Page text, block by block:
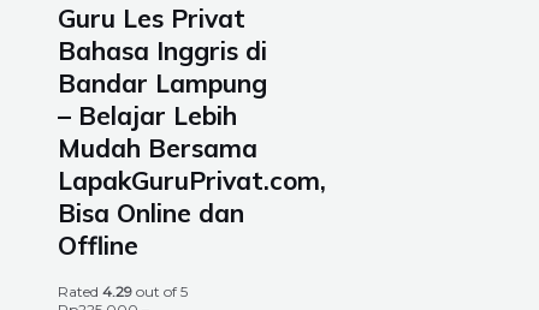
Guru Les Privat
Bahasa Inggris di
Bandar Lampung
– Belajar Lebih
Mudah Bersama
LapakGuruPrivat.com,
Bisa Online dan
Offline
Rated 4.29 out of 5